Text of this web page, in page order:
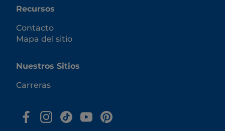
Recursos
Contacto
Mapa del sitio
Nuestros Sitios
Carreras